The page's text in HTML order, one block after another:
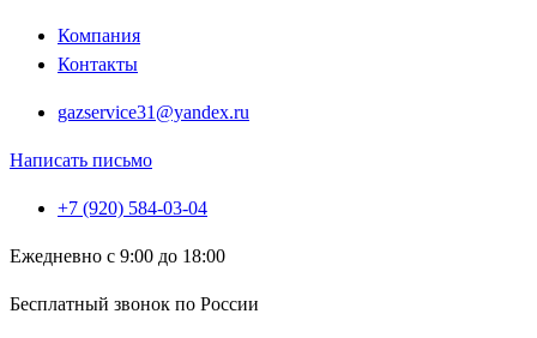
Компания
Контакты
gazservice31@yandex.ru
Написать письмо
+7 (920) 584-03-04
Ежедневно с 9:00 до 18:00
Бесплатный звонок по России